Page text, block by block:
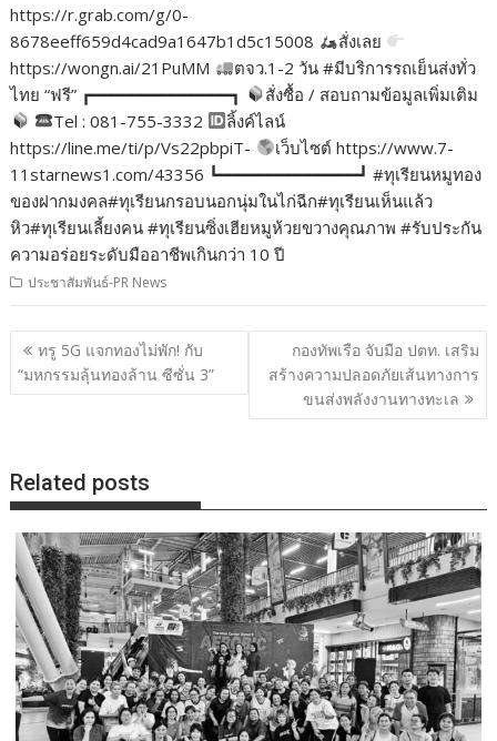
https://r.grab.com/g/0-
8678eeff659d4cad9a1647b1d5c15008
สั่งเลย
https://wongn.ai/21PuMM
ตจว.1-2 วัน #มีบริการรถเย็นส่งทั่ว
ไทย “ฟรี” ┏━━━━━━━━━━━━━━┓
สั่งซื้อ / สอบถามข้อมูลเพิ่มเติม
Tel : 081-755-3332
ลิ้งค์ไลน์
https://line.me/ti/p/Vs22pbpiT-
เว็บไซต์ https://www.7-
11starnews1.com/43356 ┗━━━━━━━━━━━━━━┛ #ทุเรียนหมูทอง
ของฝากมงคล#ทุเรียนกรอบนอกนุ่มในไก่ฉีก#ทุเรียนเห็นแล้ว
หิว#ทุเรียนเลี้ยงคน #ทุเรียนซิ่งเฮียหมูห้วยขวางคุณภาพ #รับประกัน
ความอร่อยระดับมืออาชีพเกินกว่า 10 ปี
ประชาสัมพันธ์-PR News
แนะแนว
เรื่อง
ทรู 5G แจกทองไม่พัก! กับ
“มหกรรมลุ้นทองล้าน ซีซั่น 3”
กองทัพเรือ จับมือ ปตท. เสริม
สร้างความปลอดภัยเส้นทางการ
ขนส่งพลังงานทางทะเล
Related posts